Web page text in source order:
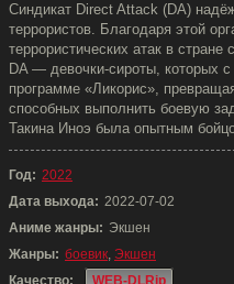
Синдикат Direct Attack (DA)
террористов. Благодаря этой
террористических атак в
DA — девочки-сироты, которых
программе «Ликорис»,
способных выполнить боевую
Такина Иноэ была опытным
Год: 2022
Дата выхода: 2022-07-02
Аниме жанры: Экшен
Жанры: боевик, Экшен
Качество:
WEB-DLRip